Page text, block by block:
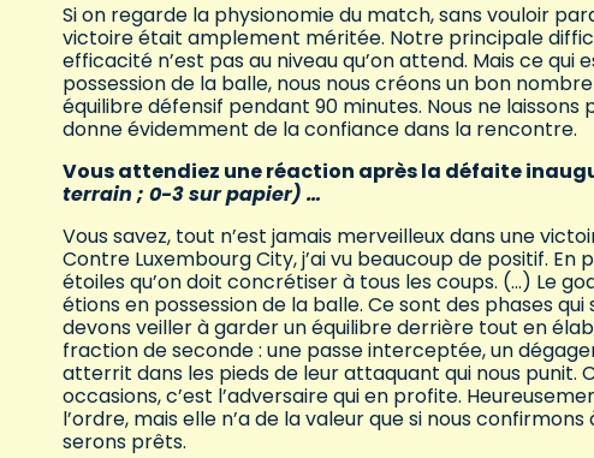
Si on regarde la physionomie du match, sans vouloir
victoire était amplement méritée. Notre principale
efficacité n’est pas au niveau qu’on attend. Mais ce
possession de la balle, nous nous créons un bon
équilibre défensif pendant 90 minutes. Nous ne
donne évidemment de la confiance dans la rencontre.
Vous attendiez une réaction après la défaite
terrain ; 0-3 sur papier) …
Vous savez, tout n’est jamais merveilleux dans une
Contre Luxembourg City, j’ai vu beaucoup de positif.
étoiles qu’on doit concrétiser à tous les coups. (…) Le
étions en possession de la balle. Ce sont des phases
devons veiller à garder un équilibre derrière tout en
fraction de seconde : une passe interceptée, un
atterrit dans les pieds de leur attaquant qui nous punit.
occasions, c’est l’adversaire qui en profite.
l’ordre, mais elle n’a de la valeur que si nous
serons prêts.